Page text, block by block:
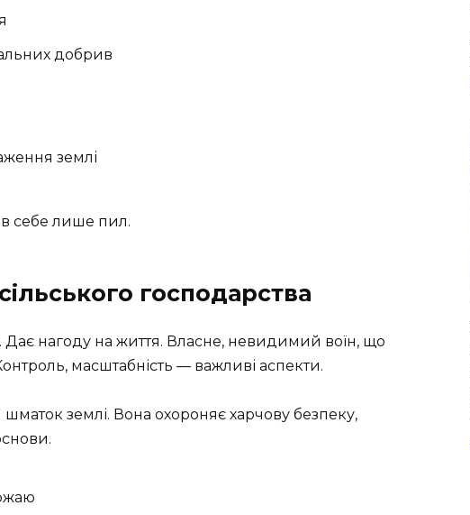
добрив
землі
в себе лише пил.
господарства
Дає нагоду на життя. Власне, невидимий воїн, що
масштабність — важливі аспекти.
землі. Вона охороняє харчову безпеку,